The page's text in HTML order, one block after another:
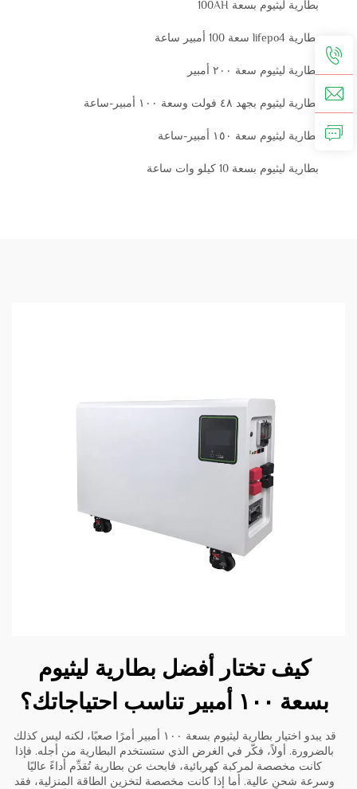
بطارية ليثيوم بسعة 100AH
بطارية lifepo4 سعة 100 أمبير ساعة
بطارية ليثيوم سعة ٢٠٠ أمبير
بطارية ليثيوم بجهد ٤٨ فولت وسعة ١٠٠ أمبير-ساعة
بطارية ليثيوم سعة ١٥٠ أمبير-ساعة
بطارية ليثيوم بسعة 10 كيلو وات ساعة
كيف تختار أفضل بطارية ليثيوم
بسعة ١٠٠ أمبير تناسب احتياجاتك؟
قد يبدو اختيار بطارية ليثيوم بسعة ١٠٠ أمبير أمرًا صعبًا، لكنه ليس كذلك
بالضرورة. أولاً، فكّر في الغرض الذي ستستخدم البطارية من أجله. فإذا
كانت مخصصة لمركبة كهربائية، فابحث عن بطارية تُقدِّم أداءً عاليًا
وسرعة شحنٍ عالية. أما إذا كانت مخصصة لتخزين الطاقة المنزلية، فقد